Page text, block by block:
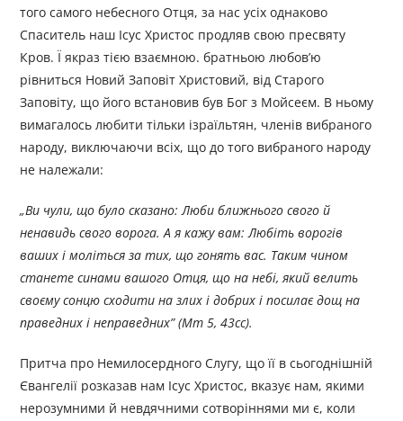
того самого небесного Отця, за нас усіх однаково
Спаситель наш Ісус Христос продляв свою пресвяту
Кров. Ї якраз тією взаємною. братньою любов’ю
рівниться Новий Заповіт Христовий, від Старого
Заповіту, що його встановив був Бог з Мойсеєм. В ньому
вимагалось любити тільки ізраїльтян, членів вибраного
народу, виключаючи всіх, що до того вибраного народу
не належали:
„Ви чули, що було сказано: Люби ближнього свого й
ненавидь свого ворога. А я кажу вам: Любіть ворогів
ваших і моліться за тих, що гонять вас. Таким чином
станете синами вашого Отця, що на небі, який велить
своєму сонцю сходити на злих і добрих і посилає дощ на
праведних і неправедних”(Мт 5, 43cс).
Притча про Немилосердного Слугу, що її в сьогоднішній
Євангелії розказав нам Ісус Христос, вказує нам, якими
нерозумними й невдячними сотворіннями ми є, коли